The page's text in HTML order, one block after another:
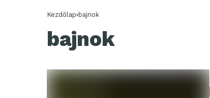
Kezdőlap bajnok
bajnok